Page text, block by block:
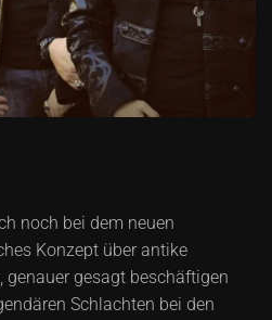
noch bei dem neuen
Konzept über antike
genauer gesagt beschäftigen
Schlachten bei den